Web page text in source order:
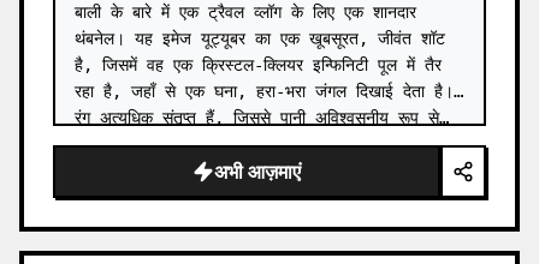
बाली के बारे में एक ट्रैवल व्लॉग के लिए एक शानदार
थंबनेल। यह इमेज यूट्यूबर का एक खूबसूरत, जीवंत शॉट
है, जिसमें वह एक क्रिस्टल-क्लियर इन्फिनिटी पूल में तैर
रहा है, जहाँ से एक घना, हरा-भरा जंगल दिखाई देता है।
रंग अत्यधिक संतृप्त हैं, जिससे पानी अविश्वसनीय रूप से…
अभी आज़माएं